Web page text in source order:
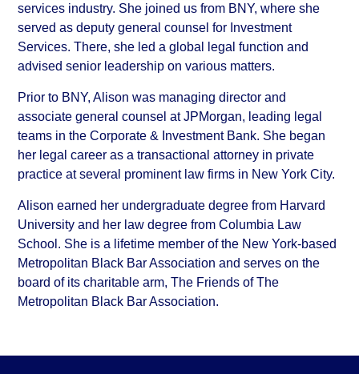
services industry. She joined us from BNY, where she
served as deputy general counsel for Investment
Services. There, she led a global legal function and
advised senior leadership on various matters.
Prior to BNY, Alison was managing director and
associate general counsel at JPMorgan, leading legal
teams in the Corporate & Investment Bank. She began
her legal career as a transactional attorney in private
practice at several prominent law firms in New York City.
Alison earned her undergraduate degree from Harvard
University and her law degree from Columbia Law
School. She is a lifetime member of the New York-based
Metropolitan Black Bar Association and serves on the
board of its charitable arm, The Friends of The
Metropolitan Black Bar Association.